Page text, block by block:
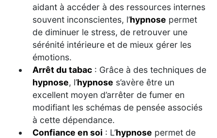
aidant à accéder à des ressources internes
souvent inconscientes, l’hypnose permet
de diminuer le stress, de retrouver une
sérénité intérieure et de mieux gérer les
émotions.
Arrêt du tabac : Grâce à des techniques de
hypnose, l’hypnose s’avère être un
excellent moyen d’arrêter de fumer en
modifiant les schémas de pensée associés
à cette dépendance.
Confiance en soi : L’hypnose permet de